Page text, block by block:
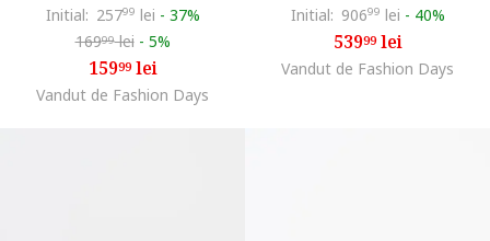
Initial: 25799 lei - 37%
16999lei - 5%
15999lei
Vandut de Fashion Days
Initial: 90699 lei - 40%
53999lei
Vandut de Fashion Days